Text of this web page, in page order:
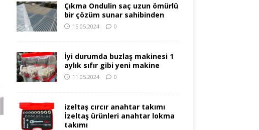
Çıkma Ondulin saç uzun ömürlü
bir çözüm sunar sahibinden
15.05.2024 0
İyi durumda buzlaş makinesi 1
aylık sıfır gibi yeni makine
11.05.2024 0
izeltaş cırcır anahtar takımı
İzeltaş ürünleri anahtar lokma
takımı